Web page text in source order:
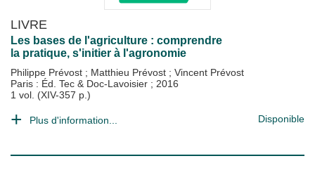
LIVRE
Les bases de l'agriculture : comprendre
la pratique, s'initier à l'agronomie
Philippe Prévost ; Matthieu Prévost ; Vincent Prévost
Paris : Éd. Tec & Doc-Lavoisier ; 2016
1 vol. (XIV-357 p.)
Plus d'information... Disponible